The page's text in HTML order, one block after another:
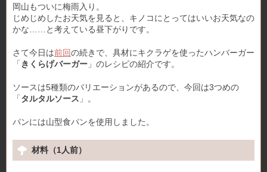
岡山もついに梅雨入り。
じめじめしたお天気を見ると、キノコにとってはいいお天気なの
かな……と考えている昼下がりです。
さて今日は前回の続きで、具材にキクラゲを使ったハンバーガー
「 きくらげバーガー 」のレシピの紹介です。
ソースは5種類のバリエーションがあるので、今回は3つめの
「タルタルソース 」。
パンには山型食パンを使用しました。
材料（1人前）